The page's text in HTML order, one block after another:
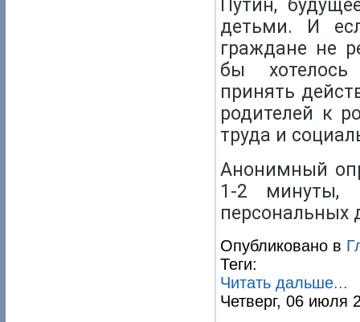
Путин,
детьми. И
граждане не
бы хотелось
принять
родителей к
труда и
Анонимный
1-2
персональных
Опубликовано в
Теги:
Читать дальше...
Четверг, 06 июля